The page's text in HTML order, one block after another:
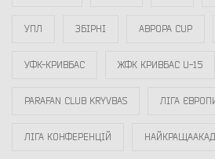
УПЛ ЗБІРНІ АВРОРА CUP
УФК-КРИВБАС ЖФК КРИВБАС U-15
PARAFAN CLUB KRYVBAS ЛІГА
ЛІГА КОНФЕРЕНЦІЙ